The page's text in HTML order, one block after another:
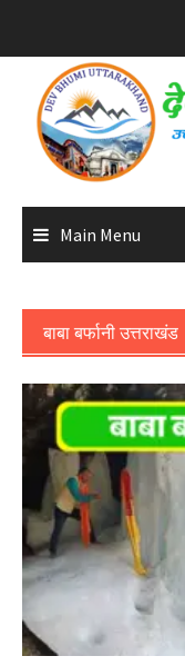
Main Menu
बाबा बर्फानी उत्तराखंड